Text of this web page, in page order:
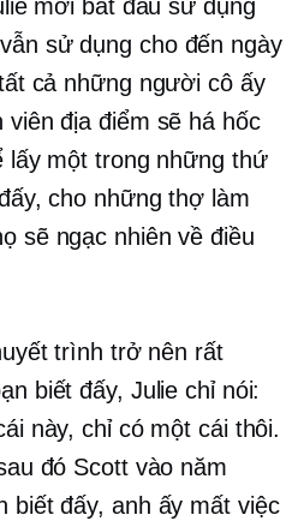
mới bắt đầu sử dụng
sử dụng cho đến ngày
cả những người cô ấy
địa điểm sẽ há hốc
lấy một trong những thứ
cho những thợ làm
sẽ ngạc nhiên về điều
trình trở nên rất
biết đấy, Julie chỉ nói:
này, chỉ có một cái thôi.
đó Scott vào năm
biết đấy, anh ấy mất việc